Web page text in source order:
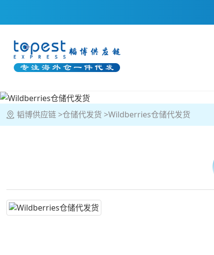
韬博供应链 仓储代发货 Wildberries仓储代发货